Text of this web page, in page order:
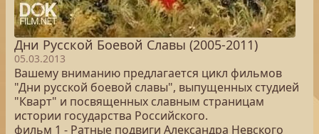
Дни Русской Боевой Славы (2005-2011)
05.03.2013
Вашему вниманию предлагается цикл фильмов
"Дни русской боевой славы", выпущенных студией
"Кварт" и посвященных славным страницам
истории государства Российского.
фильм 1 - Ратные подвиги Александра Невского